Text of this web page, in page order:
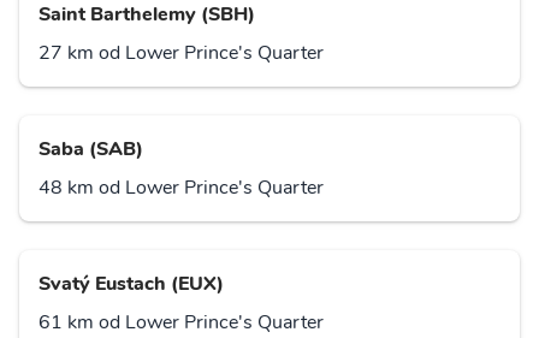
Saint Barthelemy (SBH)
27 km od Lower Prince's Quarter
Saba (SAB)
48 km od Lower Prince's Quarter
Svatý Eustach (EUX)
61 km od Lower Prince's Quarter